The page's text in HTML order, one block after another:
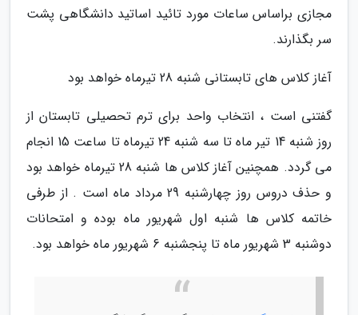
مجازی براساس ساعات مورد تائید اساتید دانشگاهی پشت
سر بگذارند.
آغاز کلاس های تابستانی شنبه 28 تیرماه خواهد بود
گفتنی است ، انتخاب واحد برای ترم تحصیلی تابستان از
روز شنبه 14 تیر ماه تا سه شنبه 24 تیرماه تا ساعت 15 انجام
می گردد. همچنین آغاز کلاس ها شنبه 28 تیرماه خواهد بود
و حذف دروس روز چهارشنبه 29 مرداد ماه است . از طرفی
خاتمه کلاس ها شنبه اول شهریور ماه بوده و امتحانات
دوشنبه 3 شهریور ماه تا پنجشنبه 6 شهریور ماه خواهد بود.